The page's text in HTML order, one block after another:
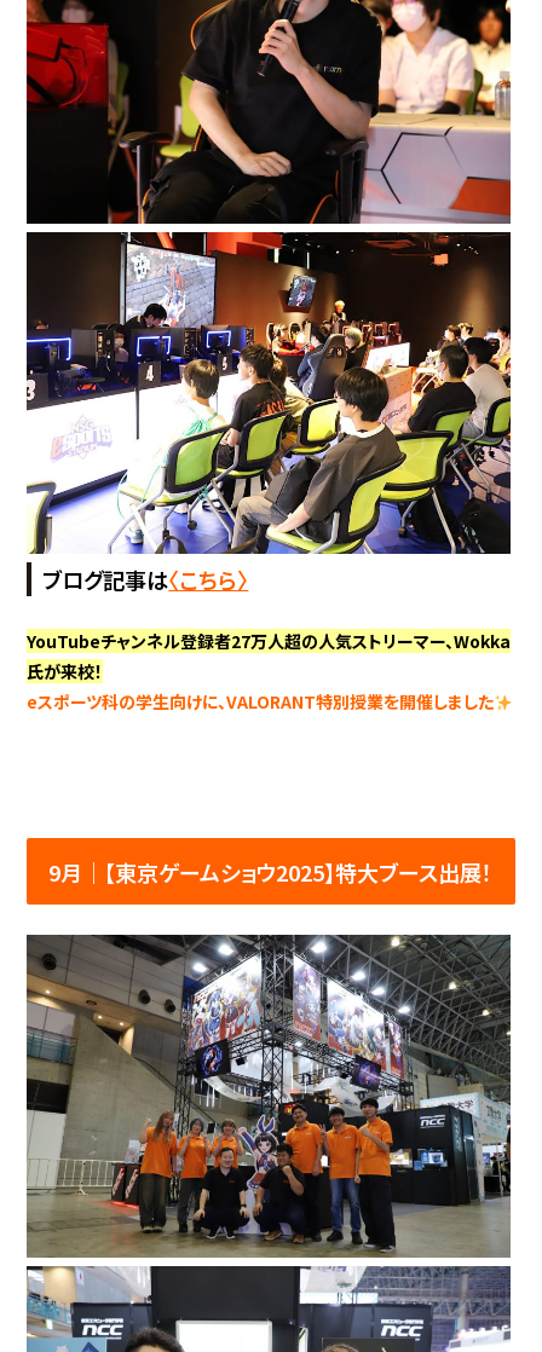
ブログ記事は〈こちら〉
YouTubeチャンネル登録者27万人超の人気ストリーマー、Wokka
氏が来校！
eスポーツ科の学生向けに、VALORANT特別授業を開催しました
9月│【東京ゲームショウ2025】特大ブース出展！